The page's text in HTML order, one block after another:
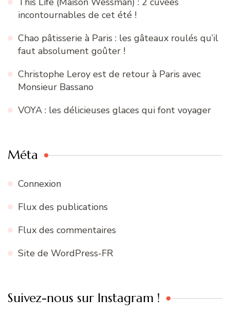
incontournables de cet été !
Chao pâtisserie à Paris : les gâteaux roulés qu’il
faut absolument goûter !
Christophe Leroy est de retour à Paris avec
Monsieur Bassano
VOYA : les délicieuses glaces qui font voyager
Méta
Connexion
Flux des publications
Flux des commentaires
Site de WordPress-FR
Suivez-nous sur Instagram !